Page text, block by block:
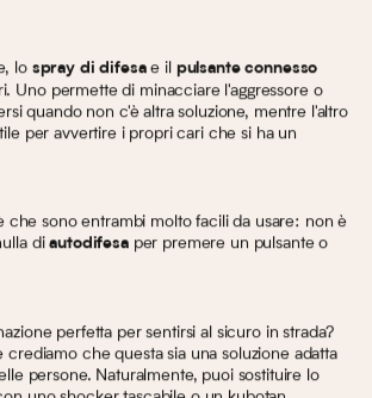
lo spray di difesae il pulsante connesso
Uno permette di minacciare l'aggressore o
quando non c'è altra soluzione, mentre l'altro
per avvertire i propri cari che si ha un
che sono entrambi molto facili da usare: non è
diautodifesa per premere un pulsante o
perfetta per sentirsi al sicuro in strada?
crediamo che questa sia una soluzione adatta
persone. Naturalmente, puoi sostituire lo